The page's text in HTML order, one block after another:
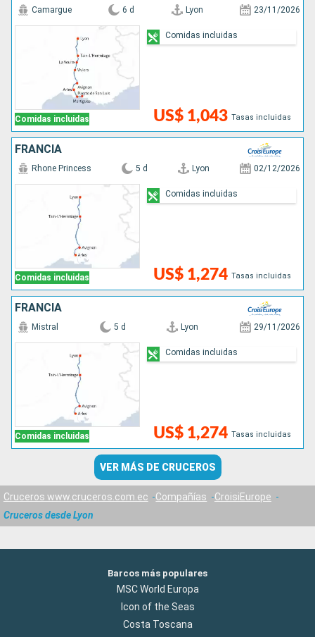
Comidas incluidas
Camargue 6 d Lyon 23/11/2026
US$ 1,043 Tasas incluidas
Comidas incluidas
FRANCIA
Comidas incluidas
Rhone Princess 5 d Lyon 02/12/2026
US$ 1,274 Tasas incluidas
Comidas incluidas
FRANCIA
Comidas incluidas
Mistral 5 d Lyon 29/11/2026
US$ 1,274 Tasas incluidas
Comidas incluidas
VER MÁS DE CRUCEROS
Cruceros www.cruceros.com.ec Compañías
CroisiEurope
Cruceros desde Lyon
Barcos más populares
MSC World Europa
Icon of the Seas
Costa Toscana